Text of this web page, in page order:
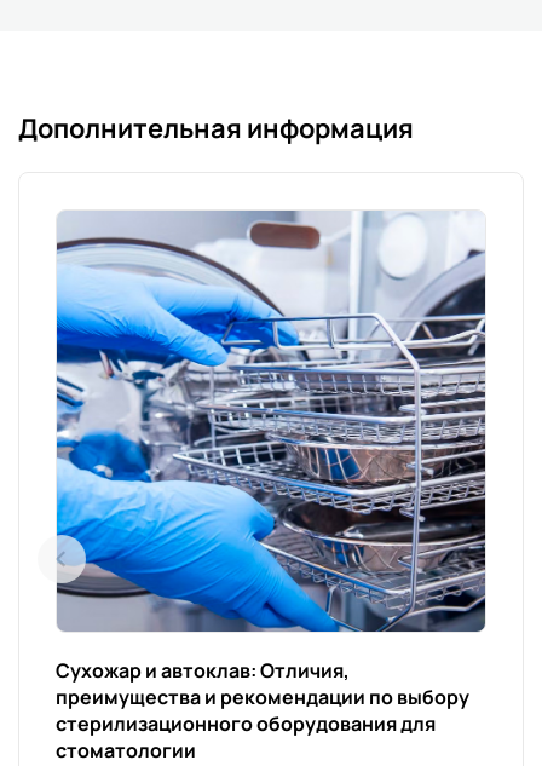
Дополнительная информация
Сухожар и автоклав: Отличия,
преимущества и рекомендации по выбору
стерилизационного оборудования для
стоматологии